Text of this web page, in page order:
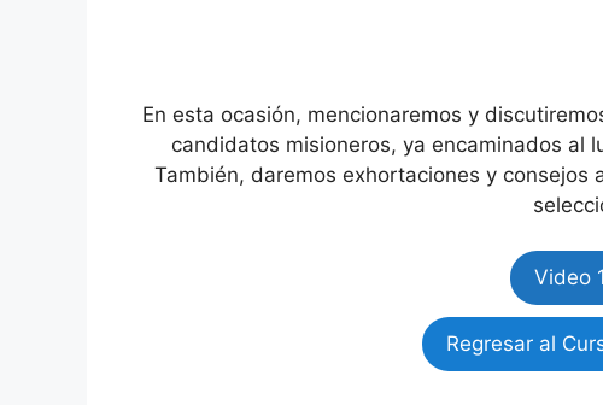
En esta ocasión, mencionaremos y
candidatos misioneros, ya encaminados al
También, daremos exhortaciones y
Video
Regresar al